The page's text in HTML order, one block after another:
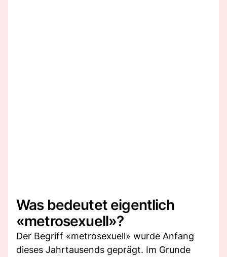
Was bedeutet eigentlich
«metrosexuell»?
Der Begriff «metrosexuell» wurde Anfang
dieses Jahrtausends geprägt. Im Grunde